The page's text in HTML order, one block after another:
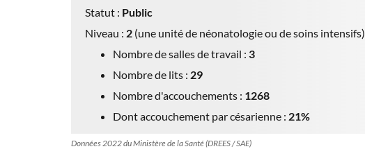
Statut : Public
Niveau : 2 (une unité de néonatologie ou de soins intensifs)
Nombre de salles de travail : 3
Nombre de lits : 29
Nombre d'accouchements : 1268
Dont accouchement par césarienne : 21%
Données 2022 du Ministère de la Santé (DREES / SAE)